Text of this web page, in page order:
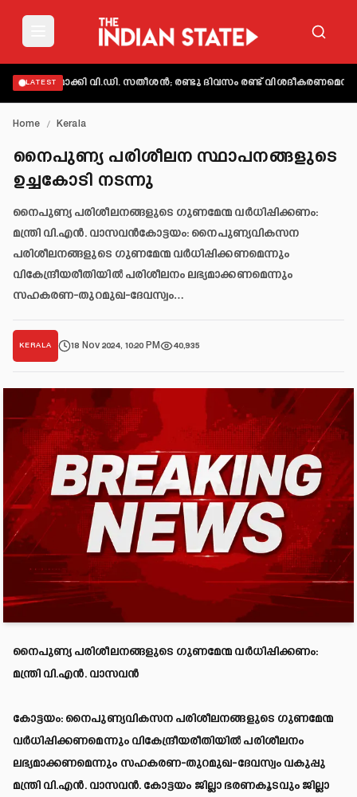
LATEST വി.ഡി. സതീശൻ; രണ്ടു ദിവസം രണ്ട് വിശദീകരണമെന്ന്
Home / Kerala
നൈപുണ്യ പരിശീലന സ്ഥാപനങ്ങളുടെ
ഉച്ചകോടി നടന്നു
നൈപുണ്യ പരിശീലനങ്ങളുടെ ഗുണമേന്മ വർധിപ്പിക്കണം:
മന്ത്രി വി.എൻ. വാസവൻകോട്ടയം: നൈപുണ്യവികസന
പരിശീലനങ്ങളുടെ ഗുണമേന്മ വർധിപ്പിക്കണമെന്നും
വികേന്ദ്രീയരീതിയിൽ പരിശീലനം ലഭ്യമാക്കണമെന്നും
സഹകരണ-തുറമുഖ-ദേവസ്വം…
KERALA 18 Nov 2024, 10:20 PM 40,935
നൈപുണ്യ പരിശീലനങ്ങളുടെ ഗുണമേന്മ വർധിപ്പിക്കണം:
മന്ത്രി വി.എൻ. വാസവൻ
കോട്ടയം: നൈപുണ്യവികസന പരിശീലനങ്ങളുടെ ഗുണമേന്മ
വർധിപ്പിക്കണമെന്നും വികേന്ദ്രീയരീതിയിൽ പരിശീലനം
ലഭ്യമാക്കണമെന്നും സഹകരണ-തുറമുഖ-ദേവസ്വം വകുപ്പു
മന്ത്രി വി.എൻ. വാസവൻ. കോട്ടയം ജില്ലാ ഭരണകൂടവും ജില്ലാ